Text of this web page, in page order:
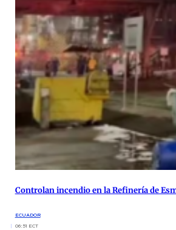
Controlan incendio en la Refinería de
ECUADOR
06:51 ECT